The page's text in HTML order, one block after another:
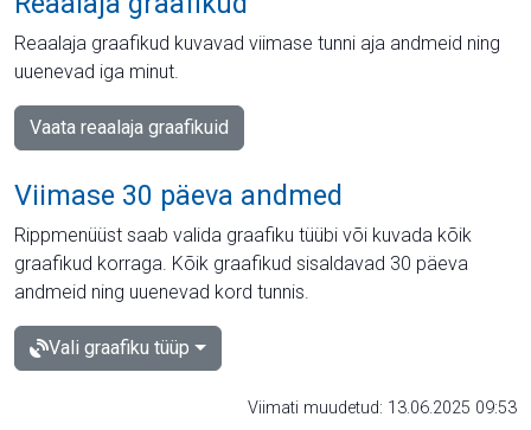
Reaalaja graafikud kuvavad viimase tunni aja andmeid ning
uuenevad iga minut.
Vaata reaalaja graafikuid
Viimase 30 päeva andmed
Rippmenüüst saab valida graafiku tüübi või kuvada kõik
graafikud korraga. Kõik graafikud sisaldavad 30 päeva
andmeid ning uuenevad kord tunnis.
Vali graafiku tüüp
Viimati muudetud: 13.06.2025 09:53